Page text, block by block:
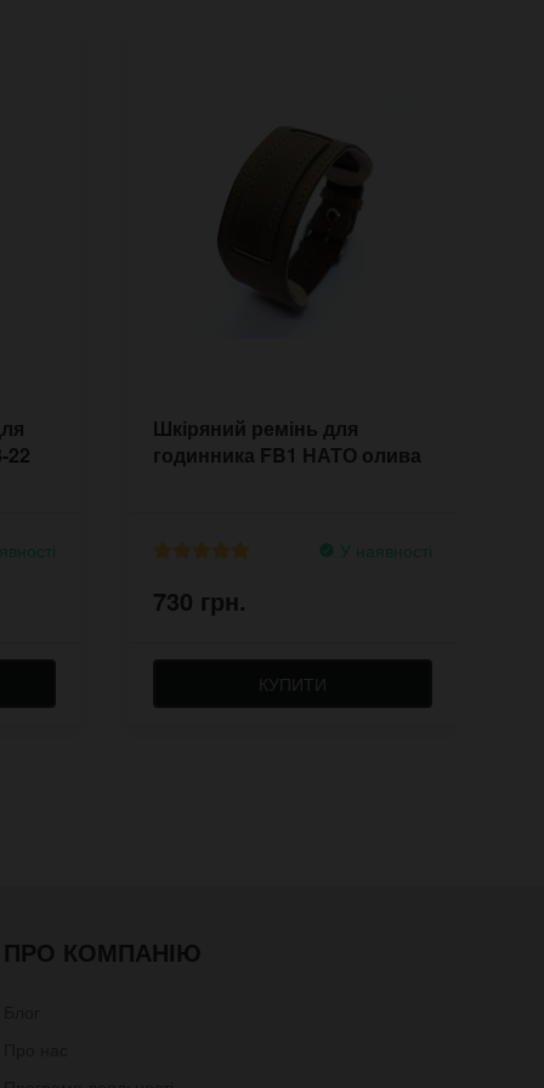
22
Шкіряний ремінь для
годинника FB1 НАТО олива
У наявності
730 грн.
КУПИТИ
ПРО КОМПАНІЮ